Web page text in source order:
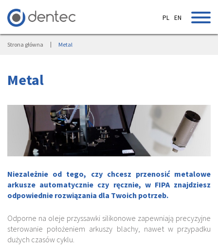
Strona główna Metal
Metal
Niezależnie od tego, czy chcesz przenosić metalowe
arkusze automatycznie czy ręcznie, w FIPA znajdziesz
odpowiednie rozwiązania dla Twoich potrzeb.
Odporne na oleje przyssawki silikonowe zapewniają precyzyjne
sterowanie położeniem arkuszy blachy, nawet w przypadku
dużych czasów cyklu.
PL EN